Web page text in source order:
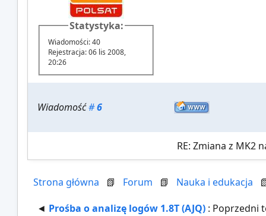
Statystyka:
Wiadomości: 40
Rejestracja: 06 lis 2008,
20:26
Wiadomość#6
RE: Zmiana z MK2
Strona główna 📗 Forum 📗 Nauka i edukacja
◄ Prośba o analizę logów 1.8T (AJQ) : Poprzedni